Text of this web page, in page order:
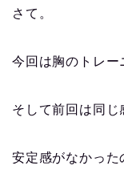
さて。
今回は胸のトレ
そして前回は同じ
安定感がなかった